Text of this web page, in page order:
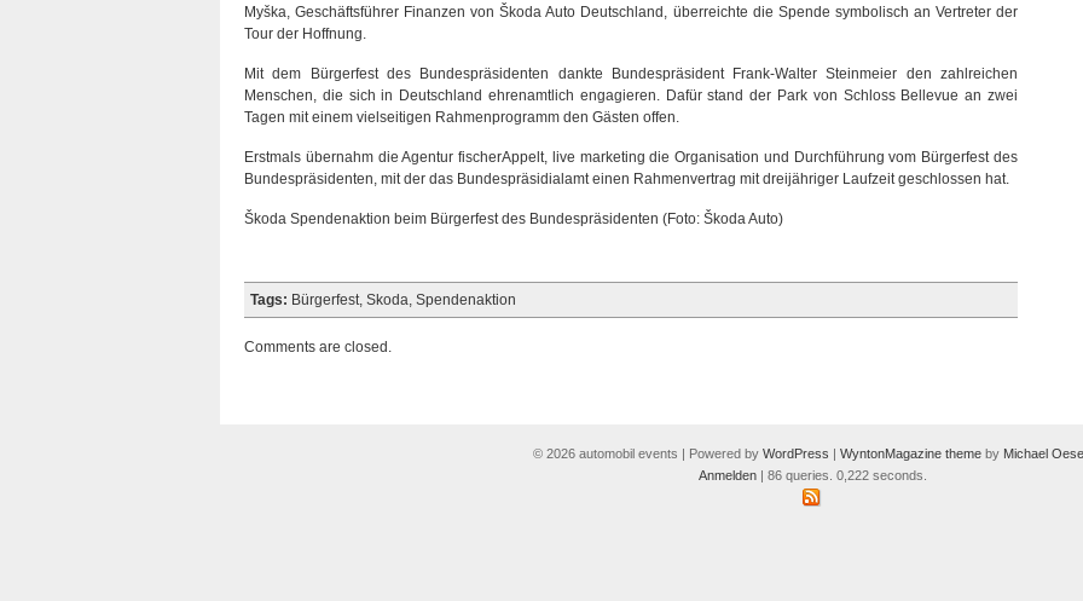
Myška, Geschäftsführer Finanzen von Škoda Auto Deutschland, überreichte die Spende symbolisch an Vertreter der
Tour der Hoffnung.
Mit dem Bürgerfest des Bundespräsidenten dankte Bundespräsident Frank-Walter Steinmeier den zahlreichen
Menschen, die sich in Deutschland ehrenamtlich engagieren. Dafür stand der Park von Schloss Bellevue an zwei
Tagen mit einem vielseitigen Rahmenprogramm den Gästen offen.
Erstmals übernahm die Agentur fischerAppelt, live marketing die Organisation und Durchführung vom Bürgerfest des
Bundespräsidenten, mit der das Bundespräsidialamt einen Rahmenvertrag mit dreijähriger Laufzeit geschlossen hat.
Škoda Spendenaktion beim Bürgerfest des Bundespräsidenten (Foto: Škoda Auto)
Tags: Bürgerfest, Skoda, Spendenaktion
Comments are closed.
© 2026 automobil events | Powered by WordPress | WyntonMagazine theme by Michael
Anmelden| 86 queries. 0,222 seconds.